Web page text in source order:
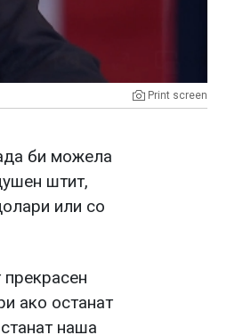
Print screen
би можела
штит,
или со
ако останат
наша